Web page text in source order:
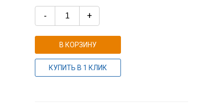
- +
В КОРЗИНУ
КУПИТЬ В 1 КЛИК